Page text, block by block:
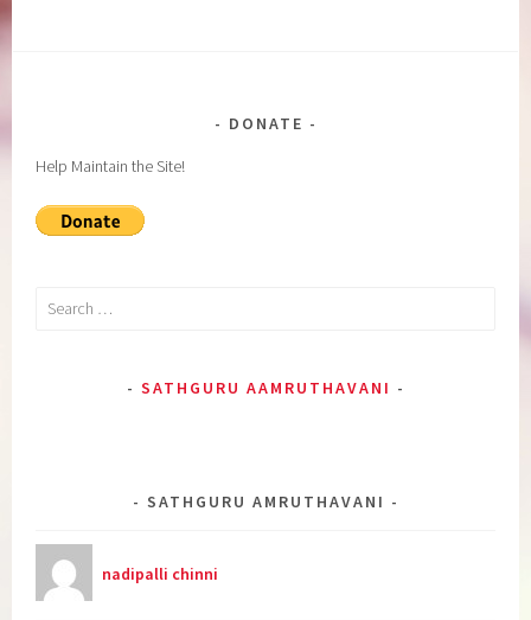
DONATE
Help Maintain the Site!
Search
SATHGURU AAMRUTHAVANI
SATHGURU AMRUTHAVANI
nadipalli chinni